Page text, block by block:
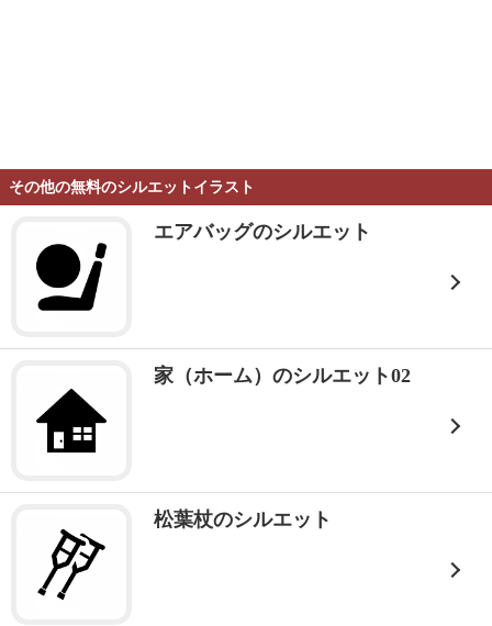
その他の無料のシルエットイラスト
エアバッグのシルエット
家（ホーム）のシルエット02
松葉杖のシルエット